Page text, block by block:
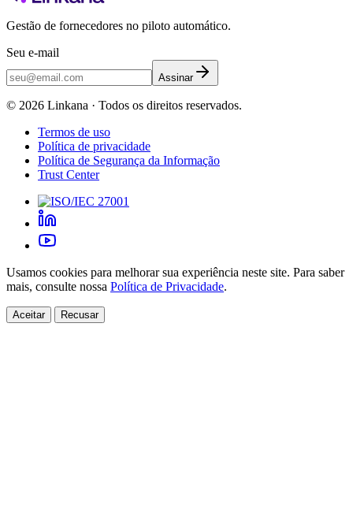
Gestão de fornecedores no piloto automático.
Seu e-mail
Assinar
© 2026 Linkana · Todos os direitos reservados.
Termos de uso
Política de privacidade
Política de Segurança da Informação
Trust Center
Usamos cookies para melhorar sua experiência neste site. Para saber
mais, consulte nossa Política de Privacidade.
Aceitar Recusar